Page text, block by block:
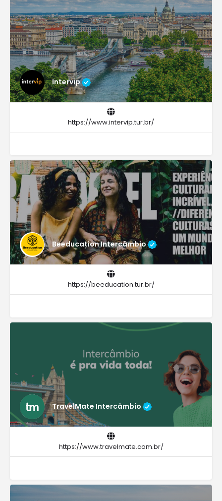
Intervip
https://www.intervip.tur.br/
Beeducation Intercâmbio
https://beeducation.tur.br/
TravelMate Intercâmbio
https://www.travelmate.com.br/